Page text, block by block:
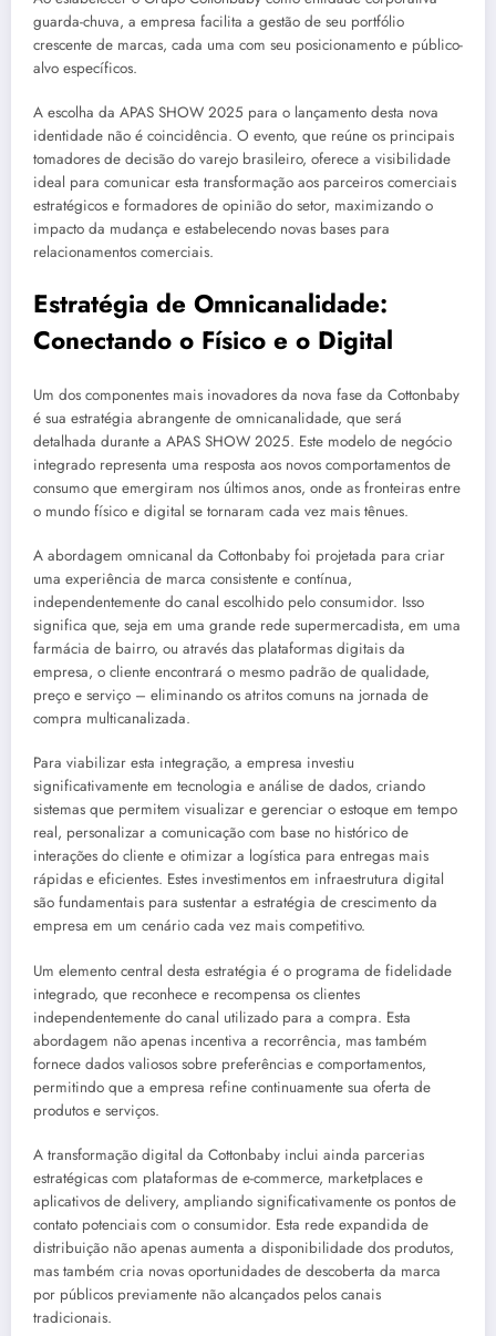
guarda-chuva, a empresa facilita a gestão de seu portfólio
crescente de marcas, cada uma com seu posicionamento e público-
alvo específicos.
A escolha da APAS SHOW 2025 para o lançamento desta nova
identidade não é coincidência. O evento, que reúne os principais
tomadores de decisão do varejo brasileiro, oferece a visibilidade
ideal para comunicar esta transformação aos parceiros comerciais
estratégicos e formadores de opinião do setor, maximizando o
impacto da mudança e estabelecendo novas bases para
relacionamentos comerciais.
Estratégia de Omnicanalidade:
Conectando o Físico e o Digital
Um dos componentes mais inovadores da nova fase da Cottonbaby
é sua estratégia abrangente de omnicanalidade, que será
detalhada durante a APAS SHOW 2025. Este modelo de negócio
integrado representa uma resposta aos novos comportamentos de
consumo que emergiram nos últimos anos, onde as fronteiras entre
o mundo físico e digital se tornaram cada vez mais tênues.
A abordagem omnicanal da Cottonbaby foi projetada para criar
uma experiência de marca consistente e contínua,
independentemente do canal escolhido pelo consumidor. Isso
significa que, seja em uma grande rede supermercadista, em uma
farmácia de bairro, ou através das plataformas digitais da
empresa, o cliente encontrará o mesmo padrão de qualidade,
preço e serviço – eliminando os atritos comuns na jornada de
compra multicanalizada.
Para viabilizar esta integração, a empresa investiu
significativamente em tecnologia e análise de dados, criando
sistemas que permitem visualizar e gerenciar o estoque em tempo
real, personalizar a comunicação com base no histórico de
interações do cliente e otimizar a logística para entregas mais
rápidas e eficientes. Estes investimentos em infraestrutura digital
são fundamentais para sustentar a estratégia de crescimento da
empresa em um cenário cada vez mais competitivo.
Um elemento central desta estratégia é o programa de fidelidade
integrado, que reconhece e recompensa os clientes
independentemente do canal utilizado para a compra. Esta
abordagem não apenas incentiva a recorrência, mas também
fornece dados valiosos sobre preferências e comportamentos,
permitindo que a empresa refine continuamente sua oferta de
produtos e serviços.
A transformação digital da Cottonbaby inclui ainda parcerias
estratégicas com plataformas de e-commerce, marketplaces e
aplicativos de delivery, ampliando significativamente os pontos de
contato potenciais com o consumidor. Esta rede expandida de
distribuição não apenas aumenta a disponibilidade dos produtos,
mas também cria novas oportunidades de descoberta da marca
por públicos previamente não alcançados pelos canais
tradicionais.